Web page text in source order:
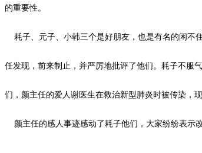
的重要性。
耗子、元子、小韩三个是好朋友，也是有名的闲不
任发现，前来制止，并严厉地批评了他们。耗子不服
们，颜主任的爱人谢医生在救治新型肺炎时被传染，
颜主任的感人事迹感动了耗子他们，大家纷纷表示